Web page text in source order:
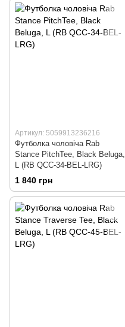
Артикул: 5059913236216
Футболка чоловіча Rab
Stance PitchTee, Black Beluga,
L (RB QCC-34-BEL-LRG)
1 840 грн